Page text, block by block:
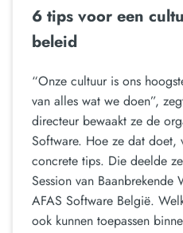
6 tips voor een
beleid
“Onze cultuur is ons
van alles wat we doen”,
directeur bewaakt ze de
Software. Hoe ze dat doet,
concrete tips. Die deelde
Session van
AFAS Software België.
ook kunnen toepassen